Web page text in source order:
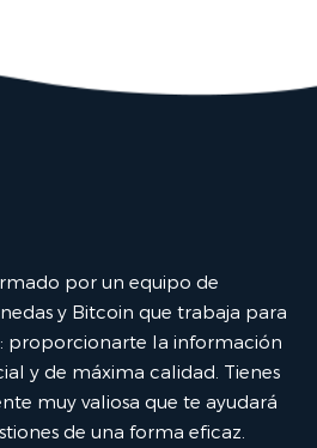
por un equipo de
y Bitcoin que trabaja para
proporcionarte la información
y de máxima calidad. Tienes
muy valiosa que te ayudará
de una forma eficaz.